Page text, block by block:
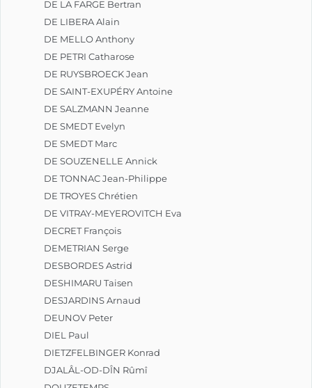
DE LA FARGE Bertran
DE LIBERA Alain
DE MELLO Anthony
DE PETRI Catharose
DE RUYSBROECK Jean
DE SAINT-EXUPÉRY Antoine
DE SALZMANN Jeanne
DE SMEDT Evelyn
DE SMEDT Marc
DE SOUZENELLE Annick
DE TONNAC Jean-Philippe
DE TROYES Chrétien
DE VITRAY-MEYEROVITCH Eva
DECRET François
DEMETRIAN Serge
DESBORDES Astrid
DESHIMARU Taisen
DESJARDINS Arnaud
DEUNOV Peter
DIEL Paul
DIETZFELBINGER Konrad
DJALÂL-OD-DÎN Rûmî